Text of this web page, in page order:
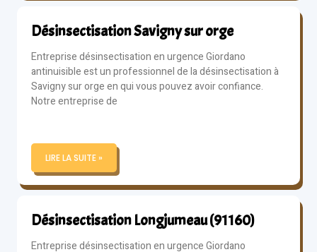
Désinsectisation Savigny sur orge
Entreprise désinsectisation en urgence Giordano
antinuisible est un professionnel de la désinsectisation à
Savigny sur orge en qui vous pouvez avoir confiance.
Notre entreprise de
LIRE LA SUITE »
Désinsectisation Longjumeau (91160)
Entreprise désinsectisation en urgence Giordano